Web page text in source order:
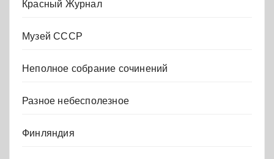
Красный Журнал
Музей СССР
Неполное собрание сочинений
Разное небесполезное
Финляндия